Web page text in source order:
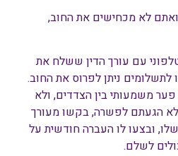
לא מכחישים את החוב,
עם עורך הדין ששלח את
ניתן לפרוס את החוב.
משמעותי בין הצדדים, ולא
הגעתם לפשרה, בקשו מעורך
ובצעו לו העברה חודשית על
לשלם.